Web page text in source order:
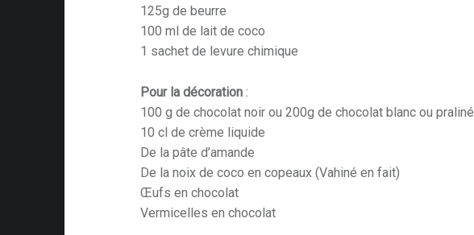
125g de beurre
100 ml de lait de coco
1 sachet de levure chimique
Pour la décoration :
100 g de chocolat noir ou 200g de chocolat blanc ou praliné
10 cl de crème liquide
De la pâte d’amande
De la noix de coco en copeaux (Vahiné en fait)
Œufs en chocolat
Vermicelles en chocolat